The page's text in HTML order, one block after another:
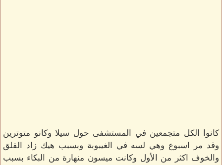
كانوا الكل متجمعين في المستشفى حول سيلا وكانو متوترين
وقد مر اسبوع وهي لسه في الغيبوبة وبسبب هيك زاد القلق
والخوف اكثر من الأول وكانت ميسون منهارة من البكاء بسبب